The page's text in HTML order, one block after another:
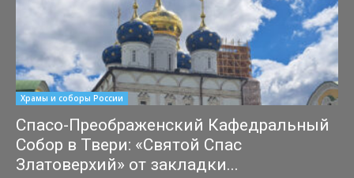
Храмы и соборы России
Спасо-Преображенский Кафедральный
Собор в Твери: «Святой Спас
Златоверхий» от закладки...